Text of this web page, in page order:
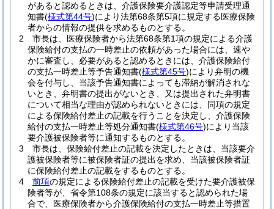
があると認めるときは、介護保険要介護認定等申請受理通
知書(様式第44号)により法第68条第5項に規定する医療保険
者からの情報の提供を求めるものとする。
2
市長は、医療保険者から法第68条第1項の規定による介護
保険給付の支払の一時差止の依頼があった場合には、速や
かに審査し、必要があると認めるときには、介護保険給付
の支払一時差止等予告通知書(様式第45号)により弁明の機
会を付与し、当該予告通知書によっても滞納が解消されな
いとき、弁明書の提出がないとき、又は提出された弁明書
について相当な理由が認められないときには、同項の規定
による保険給付差止の記載を行うことを決定し、介護保険
給付の支払一時差止等処分通知書(様式第46号)により当該
要介護被保険者等に通知するものとする。
3
市長は、保険給付差止の記載を決定したときは、当該要介
護被保険者等に被保険者証の提出を求め、当該被保険者証
に保険給付差止の記載をするものとする。
4
前項の規定による保険給付差止の記載を受けた要介護被保
険者等が、省令第108条の規定に該当すると認められた場
合で、医療保険者から介護保険給付の支払一時差止等措置